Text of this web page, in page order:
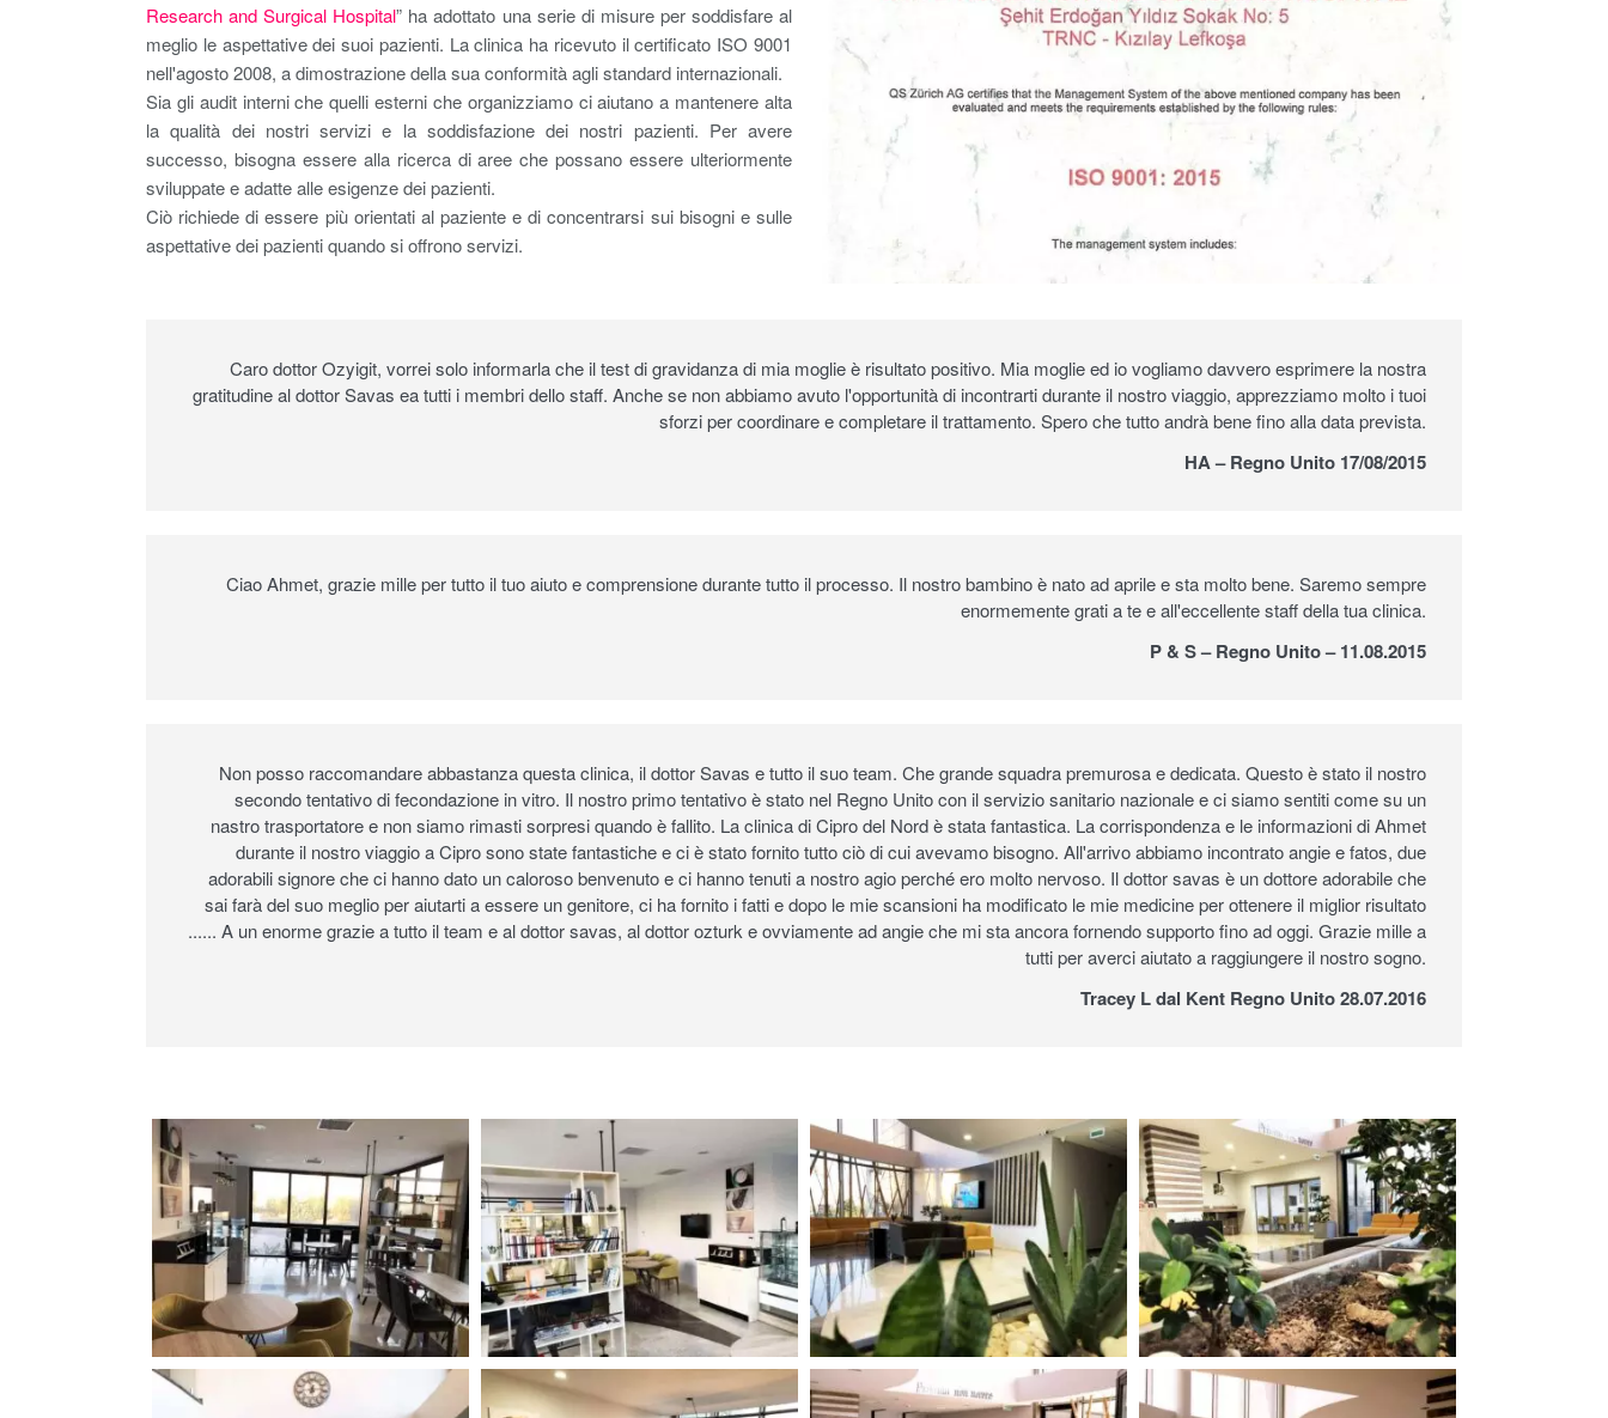
Research and Surgical Hospital” ha adottato una serie di misure per soddisfare al
meglio le aspettative dei suoi pazienti. La clinica ha ricevuto il certificato ISO 9001
nell'agosto 2008, a dimostrazione della sua conformità agli standard internazionali.
Sia gli audit interni che quelli esterni che organizziamo ci aiutano a mantenere alta
la qualità dei nostri servizi e la soddisfazione dei nostri pazienti. Per avere
successo, bisogna essere alla ricerca di aree che possano essere ulteriormente
sviluppate e adatte alle esigenze dei pazienti.
Ciò richiede di essere più orientati al paziente e di concentrarsi sui bisogni e sulle
aspettative dei pazienti quando si offrono servizi.
Caro dottor Ozyigit, vorrei solo informarla che il test di gravidanza di mia moglie è risultato positivo. Mia moglie ed io vogliamo davvero esprimere la nostra
gratitudine al dottor Savas ea tutti i membri dello staff. Anche se non abbiamo avuto l'opportunità di incontrarti durante il nostro viaggio, apprezziamo molto i tuoi
sforzi per coordinare e completare il trattamento. Spero che tutto andrà bene fino alla data prevista.
HA – Regno Unito 17/08/2015
Ciao Ahmet, grazie mille per tutto il tuo aiuto e comprensione durante tutto il processo. Il nostro bambino è nato ad aprile e sta molto bene. Saremo sempre
enormemente grati a te e all'eccellente staff della tua clinica.
P & S – Regno Unito – 11.08.2015
Non posso raccomandare abbastanza questa clinica, il dottor Savas e tutto il suo team. Che grande squadra premurosa e dedicata. Questo è stato il nostro
secondo tentativo di fecondazione in vitro. Il nostro primo tentativo è stato nel Regno Unito con il servizio sanitario nazionale e ci siamo sentiti come su un
nastro trasportatore e non siamo rimasti sorpresi quando è fallito. La clinica di Cipro del Nord è stata fantastica. La corrispondenza e le informazioni di Ahmet
durante il nostro viaggio a Cipro sono state fantastiche e ci è stato fornito tutto ciò di cui avevamo bisogno. All'arrivo abbiamo incontrato angie e fatos, due
adorabili signore che ci hanno dato un caloroso benvenuto e ci hanno tenuti a nostro agio perché ero molto nervoso. Il dottor savas è un dottore adorabile che
sai farà del suo meglio per aiutarti a essere un genitore, ci ha fornito i fatti e dopo le mie scansioni ha modificato le mie medicine per ottenere il miglior risultato
...... A un enorme grazie a tutto il team e al dottor savas, al dottor ozturk e ovviamente ad angie che mi sta ancora fornendo supporto fino ad oggi. Grazie mille a
tutti per averci aiutato a raggiungere il nostro sogno.
Tracey L dal Kent Regno Unito 28.07.2016